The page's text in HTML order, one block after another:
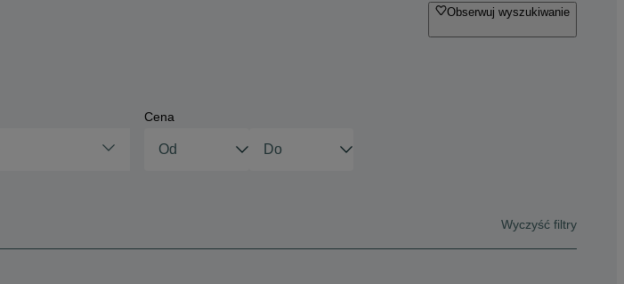
Obserwuj wyszukiwanie
Cena
Wyczyść filtry